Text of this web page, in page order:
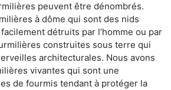
peuvent être dénombrés.
à dôme qui sont des nids
détruits par l’homme ou par
construites sous terre qui
architecturales. Nous avons
vivantes qui sont une
de fourmis tendant à protéger la